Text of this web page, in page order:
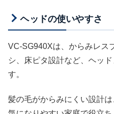
ヘッドの使いやすさ
VC-SG940Xは、からみレス
シ、床ピタ設計など、ヘッ
す。
髪の毛がからみにくい設計